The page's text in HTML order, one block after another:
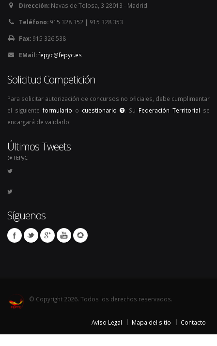
Dirección: Navas de Tolosa, 3 28013 - Madrid
Teléfono: 915 328 352 | 915 328 353
Fax: 915 326 538
EMail:fepyc@fepyc.es
Solicitud Competición
Para solicitar autorización de concursos no oficiales, debe cumplimentar
el siguiente formulario o cuestionario . Su Federación Territorial se
encargará de validarlo.
Últimos Tweets
@ FEPyC
Síguenos
© Copyright 2026. Todos los derechos reservados.
Avíso Legal Mapa del sitio Contacto